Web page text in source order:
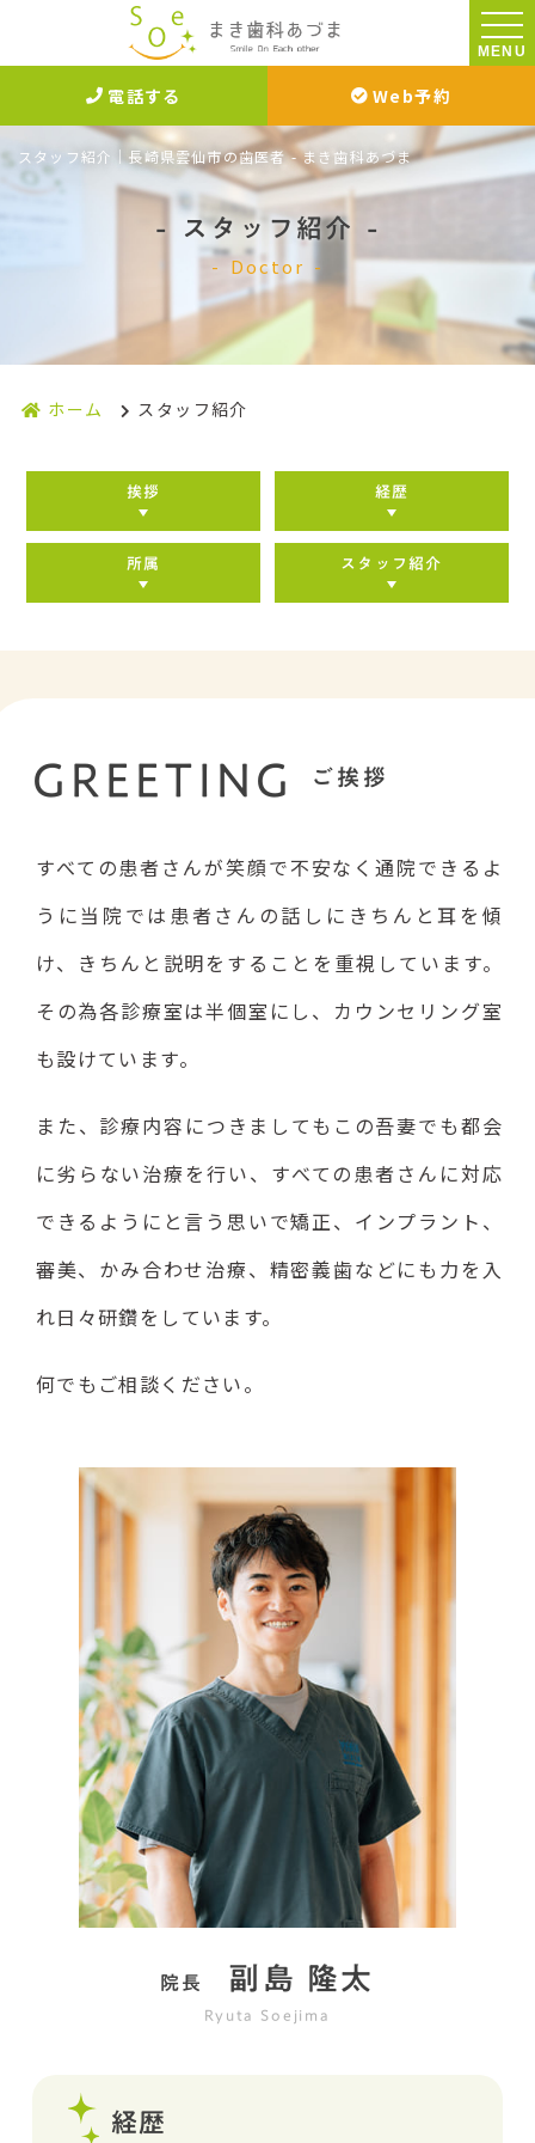
スタッフ紹介
Doctor
スタッフ紹介｜長崎県雲仙市の歯医者 - まき歯科あづま
MENU
電話する Web予約
ホーム スタッフ紹介
挨拶 経歴
所属 スタッフ紹介
GREETING ご挨拶
すべての患者さんが笑顔で不安なく通院できるよ
うに当院では患者さんの話しにきちんと耳を傾
け、きちんと説明をすることを 重視しています。
その為各診療室は半個室にし、カウンセリング室
も設けています。
また、診療内容につきましてもこの吾妻でも都会
に劣らない治療を行い、 すべての患者さんに対応
できるようにと言う思いで矯正、インプラント、
審美、かみ合わせ治療、精密義歯などにも力を入
れ日々研鑽をしています。
何でもご相談ください。
院長 副島 隆太
Ryuta Soejima
経歴